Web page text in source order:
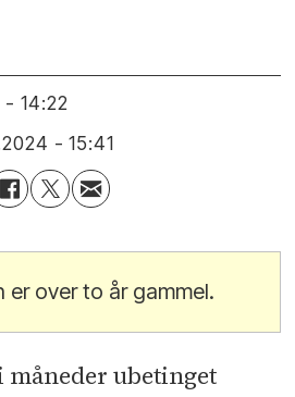
- 14:22
- 15:41
er over to år gammel.
måneder ubetinget